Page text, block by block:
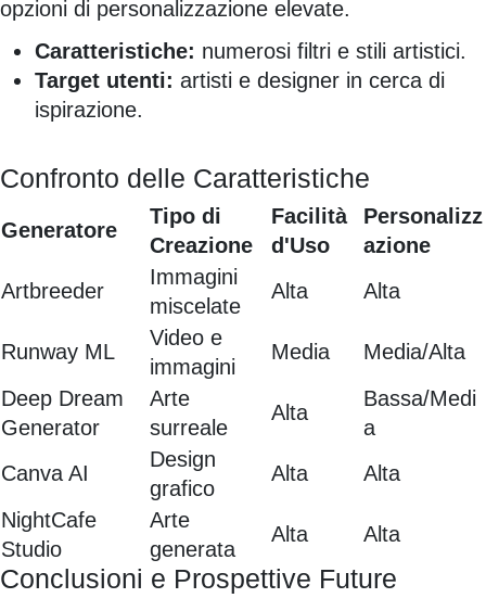
opzioni di personalizzazione elevate.
Caratteristiche: numerosi filtri e stili artistici.
Target utenti: artisti e designer in cerca di
ispirazione.
Confronto delle Caratteristiche
Generatore
Tipo di
Creazione
Facilità
d'Uso
Personalizz
azione
Artbreeder
Immagini
miscelate
Alta Alta
Runway ML
Video e
immagini
Media
Media/Alta
Deep Dream
Generator
Arte
surreale
Alta
Bassa/Medi
a
Canva AI
Design
grafico
Alta
Alta
NightCafe
Studio
Arte
generata
Alta Alta
Conclusioni e Prospettive Future